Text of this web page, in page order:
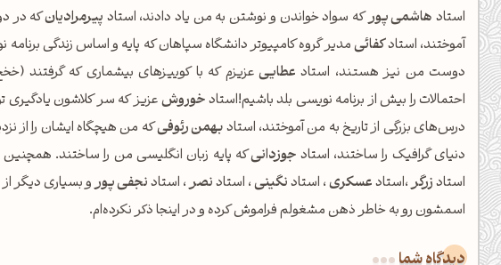
استادهاشمی پورکه سواد خواندن و نوشتن به من یاد دادند، استادپیرمرادیانکه در
آموختند، استادکفائیمدیر گروه کامپیوتر دانشگاه سپاهان که پایه و اساس زندگی
دوست من نیز هستند، استاد عطاییعزیزم که با کوییزهای بیشماری که گرفتند
احتمالات را بیش از برنامه نویسی بلد باشیم!استادخوروشعزیز که سر کلاشون یادگیری
درس‌های بزرگی از تاریخ به من آموختند، استادبهمن رئوفیکه من هیچگاه ایشان را از
دنیای گرافیک را ساختند، استادجوزدانیکه پایه زبان انگلیسی من را ساختند. همچنین
استادزرگر،استادعسکری، استادنگینی، استادنصر، استادنجفی پورو بسیاری دیگر
اسمشون رو به خاطر ذهن مشغولم فراموش کرده و در اینجا ذکر نکرده‌ام.